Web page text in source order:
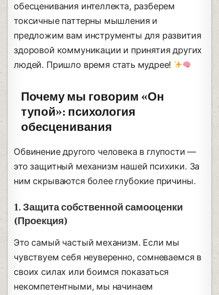
обесценивания интеллекта, разберем
токсичные паттерны мышления и
предложим вам инструменты для развития
здоровой коммуникации и принятия других
людей. Пришло время стать мудрее!
Почему мы говорим «Он
тупой»: психология
обесценивания
Обвинение другого человека в глупости —
это защитный механизм нашей психики. За
ним скрываются более глубокие причины.
1. Защита собственной самооценки
(Проекция)
Это самый частый механизм. Если мы
чувствуем себя неуверенно, сомневаемся в
своих силах или боимся показаться
некомпетентными, мы начинаем